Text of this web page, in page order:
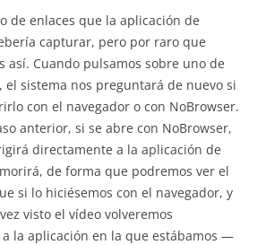
de enlaces que la aplicación de
capturar, pero por raro que
así. Cuando pulsamos sobre uno de
el sistema nos preguntará de nuevo si
con el navegador o con NoBrowser.
anterior, si se abre con NoBrowser,
directamente a la aplicación de
de forma que podremos ver el
si lo hiciésemos con el navegador, y
visto el vídeo volveremos
la aplicación en la que estábamos —